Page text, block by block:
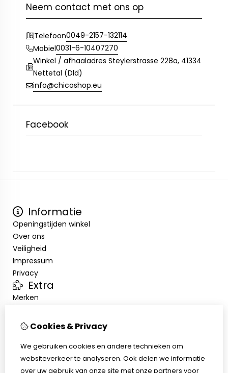
Neem contact met ons op
Telefoon0049-2157-132114
Mobiel0031-6-10407270
Winkel / afhaaladres Steylerstrasse 228a, 41334
Nettetal (Dld)
info@chicoshop.eu
Facebook
Informatie
Openingstijden winkel
Over ons
Veiligheid
Impressum
Privacy
Extra
Merken
Klantenservice
Sitemap
Afhalen
Cookies & Privacy
We gebruiken cookies en andere technieken om
websiteverkeer te analyseren. Ook delen we informatie
over uw gebruik van onze site met onze partners voor